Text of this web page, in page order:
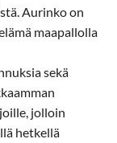
Aurinko on
maapallolla
sekä
jolloin
hetkellä